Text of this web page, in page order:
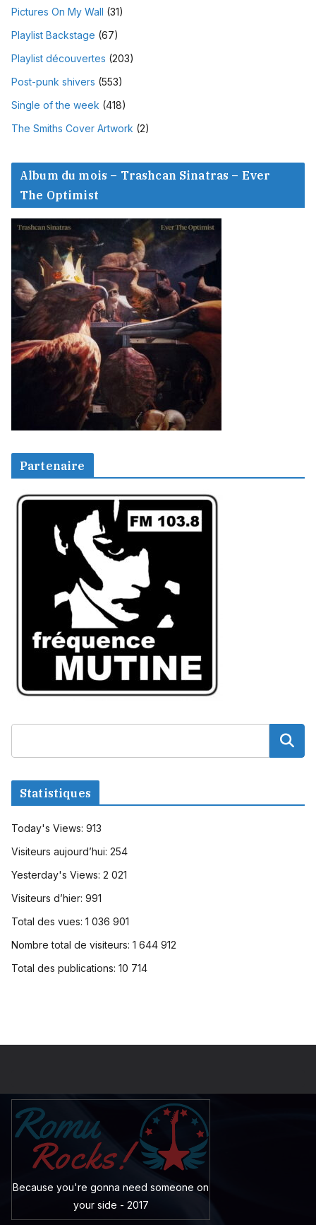
Pictures On My Wall (31)
Playlist Backstage (67)
Playlist découvertes (203)
Post-punk shivers (553)
Single of the week (418)
The Smiths Cover Artwork (2)
Album du mois – Trashcan Sinatras – Ever
The Optimist
Partenaire
Statistiques
Today's Views: 913
Visiteurs aujourd’hui: 254
Yesterday's Views: 2 021
Visiteurs d’hier: 991
Total des vues: 1 036 901
Nombre total de visiteurs: 1 644 912
Total des publications: 10 714
Because you're gonna need someone on
your side - 2017